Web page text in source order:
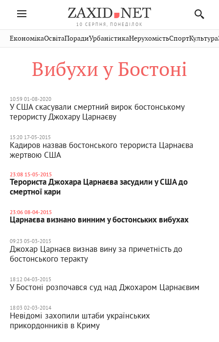
10 СЕРПНЯ, ПОНЕДІЛОК
Івано-
Франківськ
Тернопіль
Волинь
Рівне
Чернівці
Стрий
Хмельницький
Публікації
Авто СловкоКультура
Кіно Дім СпортКраєзнавство
ЕкономікаОсвітаПорадиУрбаністикаНерухомістьСпортКультура
Вибухи у Бостоні
10:59 01-08-2020
У США скасували смертний вирок бостонському
терористу Джохару Царнаєву
15:20 17-05-2015
Кадиров назвав бостонського терориста Царнаєва
жертвою США
23:08 15-05-2015
Терориста Джохара Царнаєва засудили у США до
смертної кари
23:06 08-04-2015
Царнаєва визнано винним у бостонських вибухах
09:23 05-03-2015
Джохар Царнаєв визнав вину за причетність до
бостонського теракту
18:12 04-03-2015
У Бостоні розпочався суд над Джохаром Царнаєвим
18:03 02-03-2014
Невідомі захопили штаби українських
прикордонників в Криму